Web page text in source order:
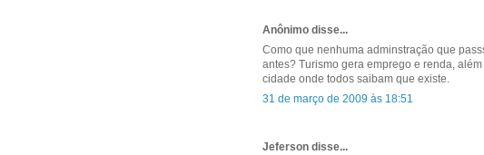
Anônimo disse...
Como que nenhuma adminstração que
antes? Turismo gera emprego e renda,
cidade onde todos saibam que existe.
31 de março de 2009 às 18:51
Jeferson disse...